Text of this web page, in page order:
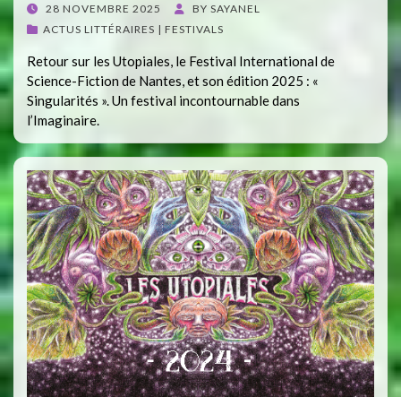
POSTED
ON
28 NOVEMBRE 2025 BY SAYANEL
ACTUS LITTÉRAIRES | FESTIVALS
Retour sur les Utopiales, le Festival International de
Science-Fiction de Nantes, et son édition 2025 : «
Singularités ». Un festival incontournable dans
l’Imaginaire.